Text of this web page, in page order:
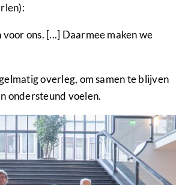
ons. [...] Daarmee maken we
overleg, om samen te blijven
ondersteund voelen.